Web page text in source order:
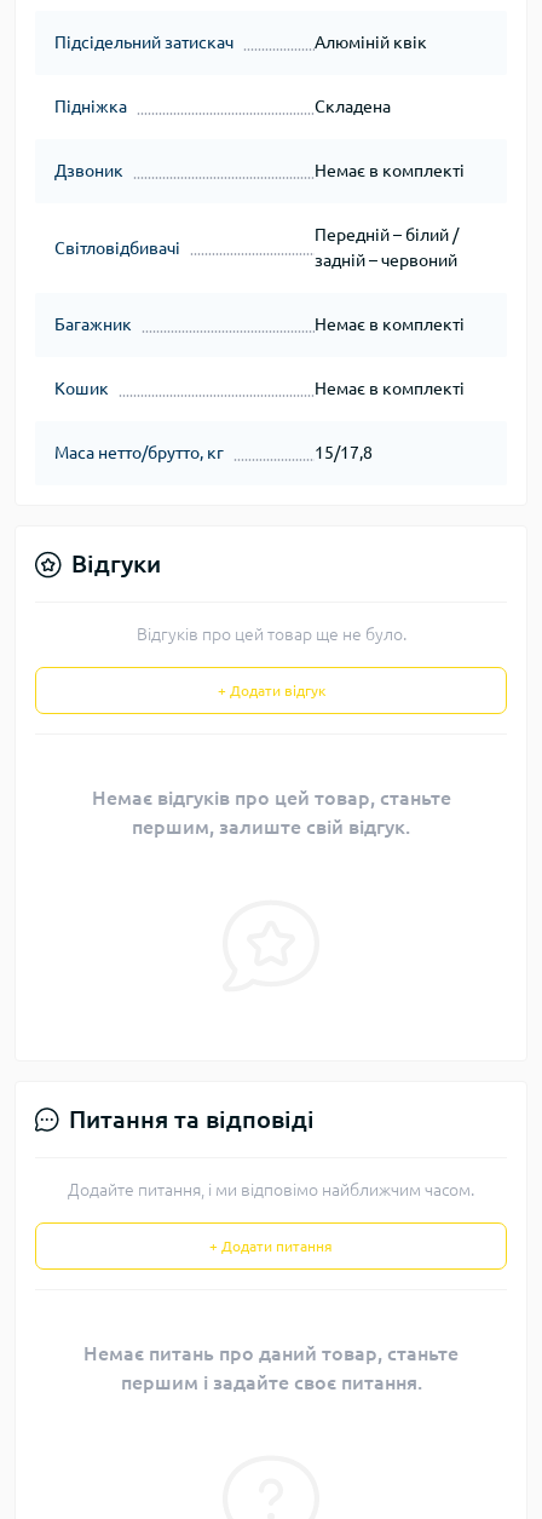
Підсідельний затискач Алюміній квік
Підніжка Складена
Дзвоник Немає в комплекті
Світловідбивачі
Передній – білий /
задній – червоний
Багажник Немає в комплекті
Кошик Немає в комплекті
Маса нетто/брутто, кг 15/17,8
Відгуки
Відгуків про цей товар ще не було.
+ Додати відгук
Немає відгуків про цей товар, станьте
першим, залиште свій відгук.
Питання та відповіді
Додайте питання, і ми відповімо найближчим часом.
+ Додати питання
Немає питань про даний товар, станьте
першим і задайте своє питання.